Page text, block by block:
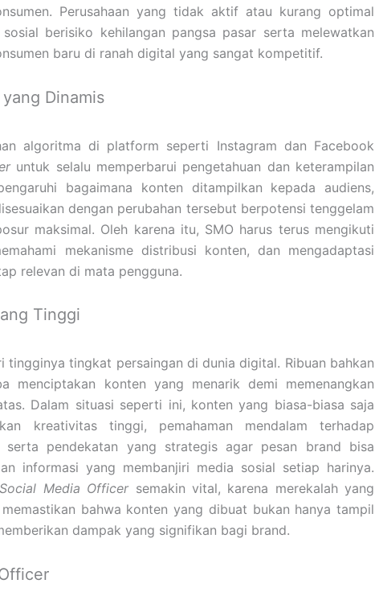
Perusahaan yang tidak aktif atau kurang optimal
berisiko kehilangan pangsa pasar serta melewatkan
baru di ranah digital yang sangat kompetitif.
Dinamis
algoritma di platform seperti Instagram dan Facebook
untuk selalu memperbarui pengetahuan dan keterampilan
bagaimana konten ditampilkan kepada audiens,
dengan perubahan tersebut berpotensi tenggelam
maksimal. Oleh karena itu, SMO harus terus mengikuti
mekanisme distribusi konten, dan mengadaptasi
relevan di mata pengguna.
Tinggi
tingginya tingkat persaingan di dunia digital. Ribuan bahkan
menciptakan konten yang menarik demi memenangkan
Dalam situasi seperti ini, konten yang biasa-biasa saja
kreativitas tinggi, pemahaman mendalam terhadap
serta pendekatan yang strategis agar pesan brand bisa
informasi yang membanjiri media sosial setiap harinya.
Social Media Officersemakin vital, karena merekalah yang
bahwa konten yang dibuat bukan hanya tampil
dampak yang signifikan bagi brand.